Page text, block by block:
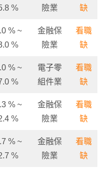
%
險業
缺
% ~
%
金融保
險業
看職
缺
% ~
%
電子零
組件業
看職
缺
% ~
%
金融保
險業
看職
缺
% ~
%
金融保
險業
看職
缺